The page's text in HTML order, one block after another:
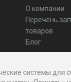
О компании
Перечень
товаров
Блог
системы для